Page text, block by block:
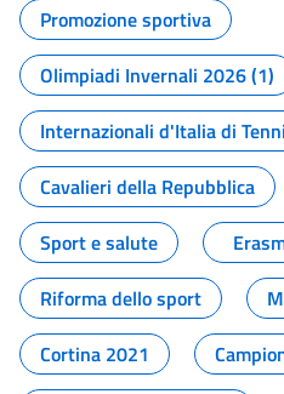
Promozione sportiva
Olimpiadi Invernali 2026 (1)
Internazionali d'Italia di
Cavalieri della Repubblica
Sport e salute
Riforma dello sport
Cortina 2021